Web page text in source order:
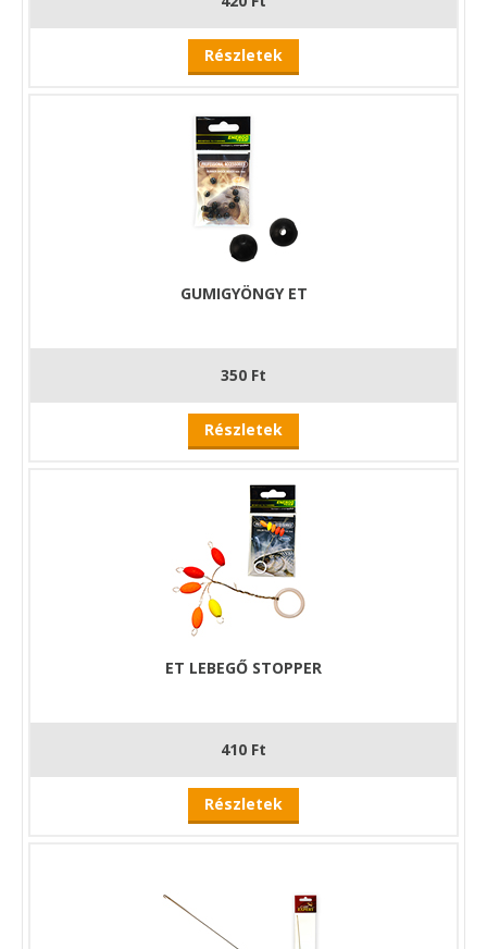
Részletek
GUMIGYÖNGY ET
350 Ft
Részletek
ET LEBEGŐ STOPPER
410 Ft
Részletek